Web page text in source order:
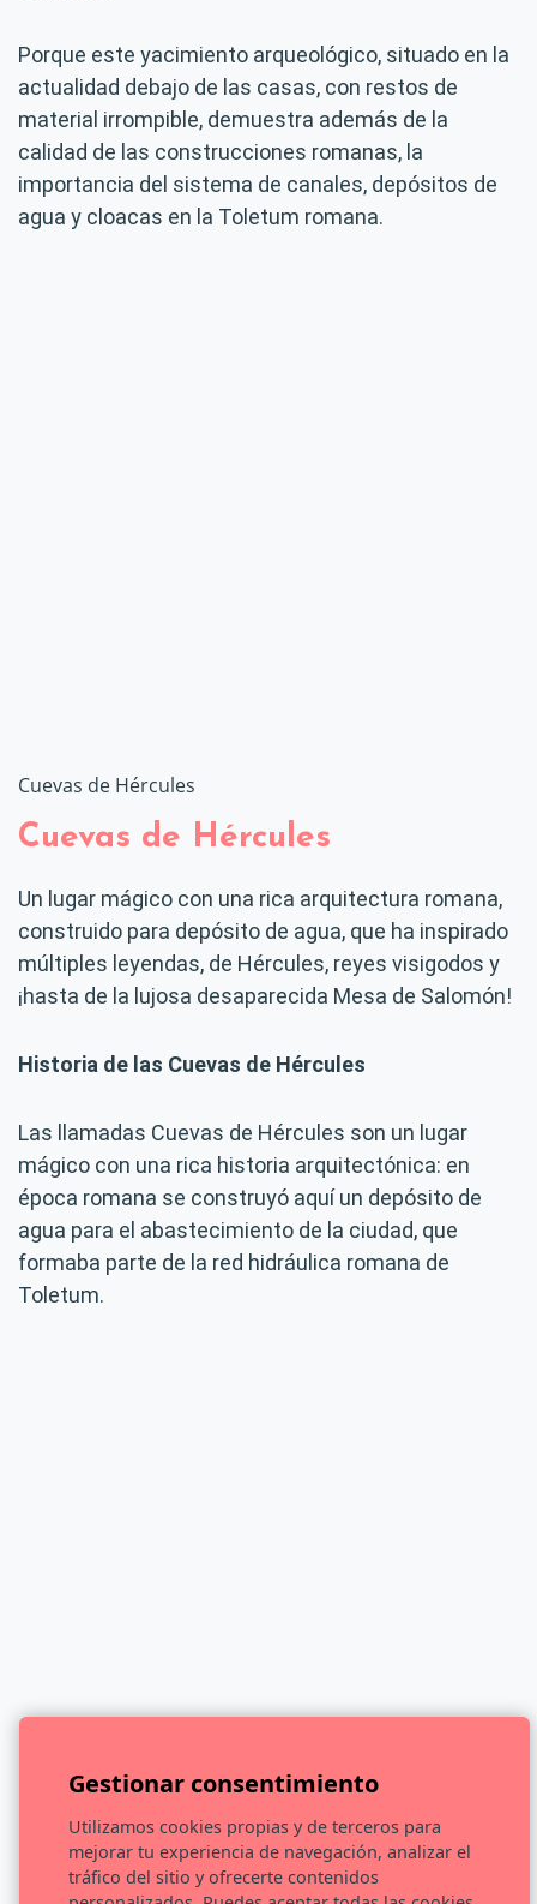
Porque este yacimiento arqueológico, situado en la
actualidad debajo de las casas, con restos de
material irrompible, demuestra además de la
calidad de las construcciones romanas, la
importancia del sistema de canales, depósitos de
agua y cloacas en la Toletum romana.
Cuevas de Hércules
Cuevas de Hércules
Un lugar mágico con una rica arquitectura romana,
construido para depósito de agua, que ha inspirado
múltiples leyendas, de Hércules, reyes visigodos y
¡hasta de la lujosa desaparecida Mesa de Salomón!
Historia de las Cuevas de Hércules
Las llamadas Cuevas de Hércules son un lugar
mágico con una rica historia arquitectónica: en
época romana se construyó aquí un depósito de
agua para el abastecimiento de la ciudad, que
formaba parte de la red hidráulica romana de
Toletum.
Pozo Medieval del Salvador
Gestionar consentimiento
Utilizamos cookies propias y de terceros para
mejorar tu experiencia de navegación, analizar el
tráfico del sitio y ofrecerte contenidos